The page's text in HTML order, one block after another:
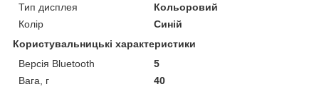
Тип дисплея
Кольоровий
Колір
Синій
Користувальницькі характеристики
Версія Bluetooth
5
Вага, г
40